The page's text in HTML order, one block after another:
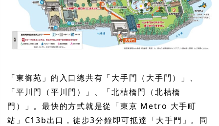
「東御苑」的入口總共有「大手門（大手門）」、
「平川門（平川門）」、「北桔橋門（北桔橋
門）」。最快的方式就是從「東京 Metro 大手町
站」C13b出口，徒步3分鐘即可抵達「大手門」。同